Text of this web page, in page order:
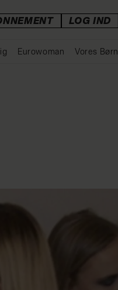
LOG IND
Eurowoman Vores Børn